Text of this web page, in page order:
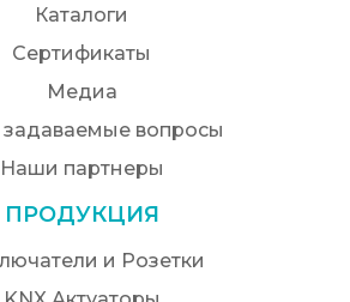
Каталоги
Сертификаты
Медиа
задаваемые вопросы
Наши партнеры
ПРОДУКЦИЯ
и Розетки